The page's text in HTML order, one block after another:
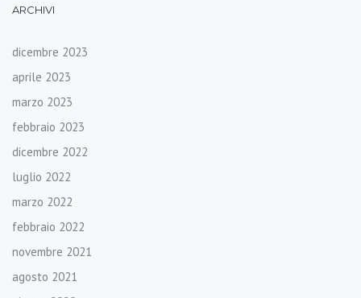
ARCHIVI
dicembre 2023
aprile 2023
marzo 2023
febbraio 2023
dicembre 2022
luglio 2022
marzo 2022
febbraio 2022
novembre 2021
agosto 2021